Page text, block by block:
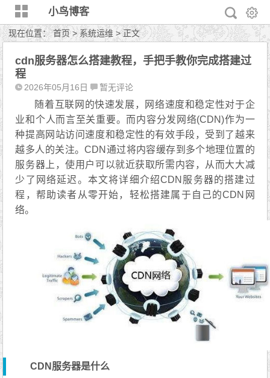
小鸟博客
现在位置：首页>系统运维> 正文
cdn服务器怎么搭建教程，手把手教你完成搭建过
程
2026年05月16日 暂无评论
随着互联网的快速发展，网络速度和稳定性对于企
业和个人而言至关重要。而内容分发网络(CDN)作为一
种提高网站访问速度和稳定性的有效手段，受到了越来
越多人的关注。CDN通过将内容缓存到多个地理位置的
服务器上，使用户可以就近获取所需内容，从而大大减
少了网络延迟。本文将详细介绍CDN服务器的搭建过
程，帮助读者从零开始，轻松搭建属于自己的CDN网
络。
CDN服务器是什么